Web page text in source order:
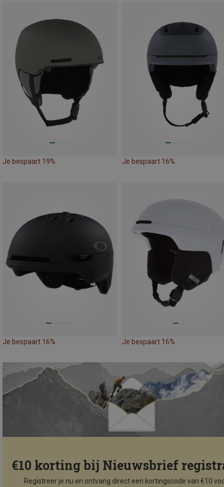
Je bespaart 19% Je bespaart 16%
Je bespaart 16% Je bespaart 16%
€10 korting bij Nieuwsbrief
Registreer je nu en ontvang direct een kortingscode van €10